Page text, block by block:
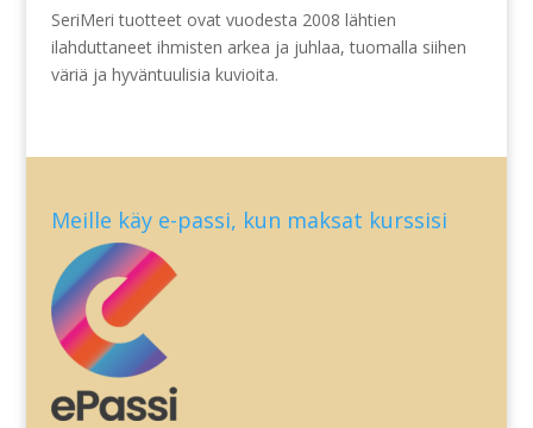
SeriMeri tuotteet ovat vuodesta 2008 lähtien
ilahduttaneet ihmisten arkea ja juhlaa, tuomalla siihen
väriä ja hyväntuulisia kuvioita.
Meille käy e-passi, kun maksat kurssisi